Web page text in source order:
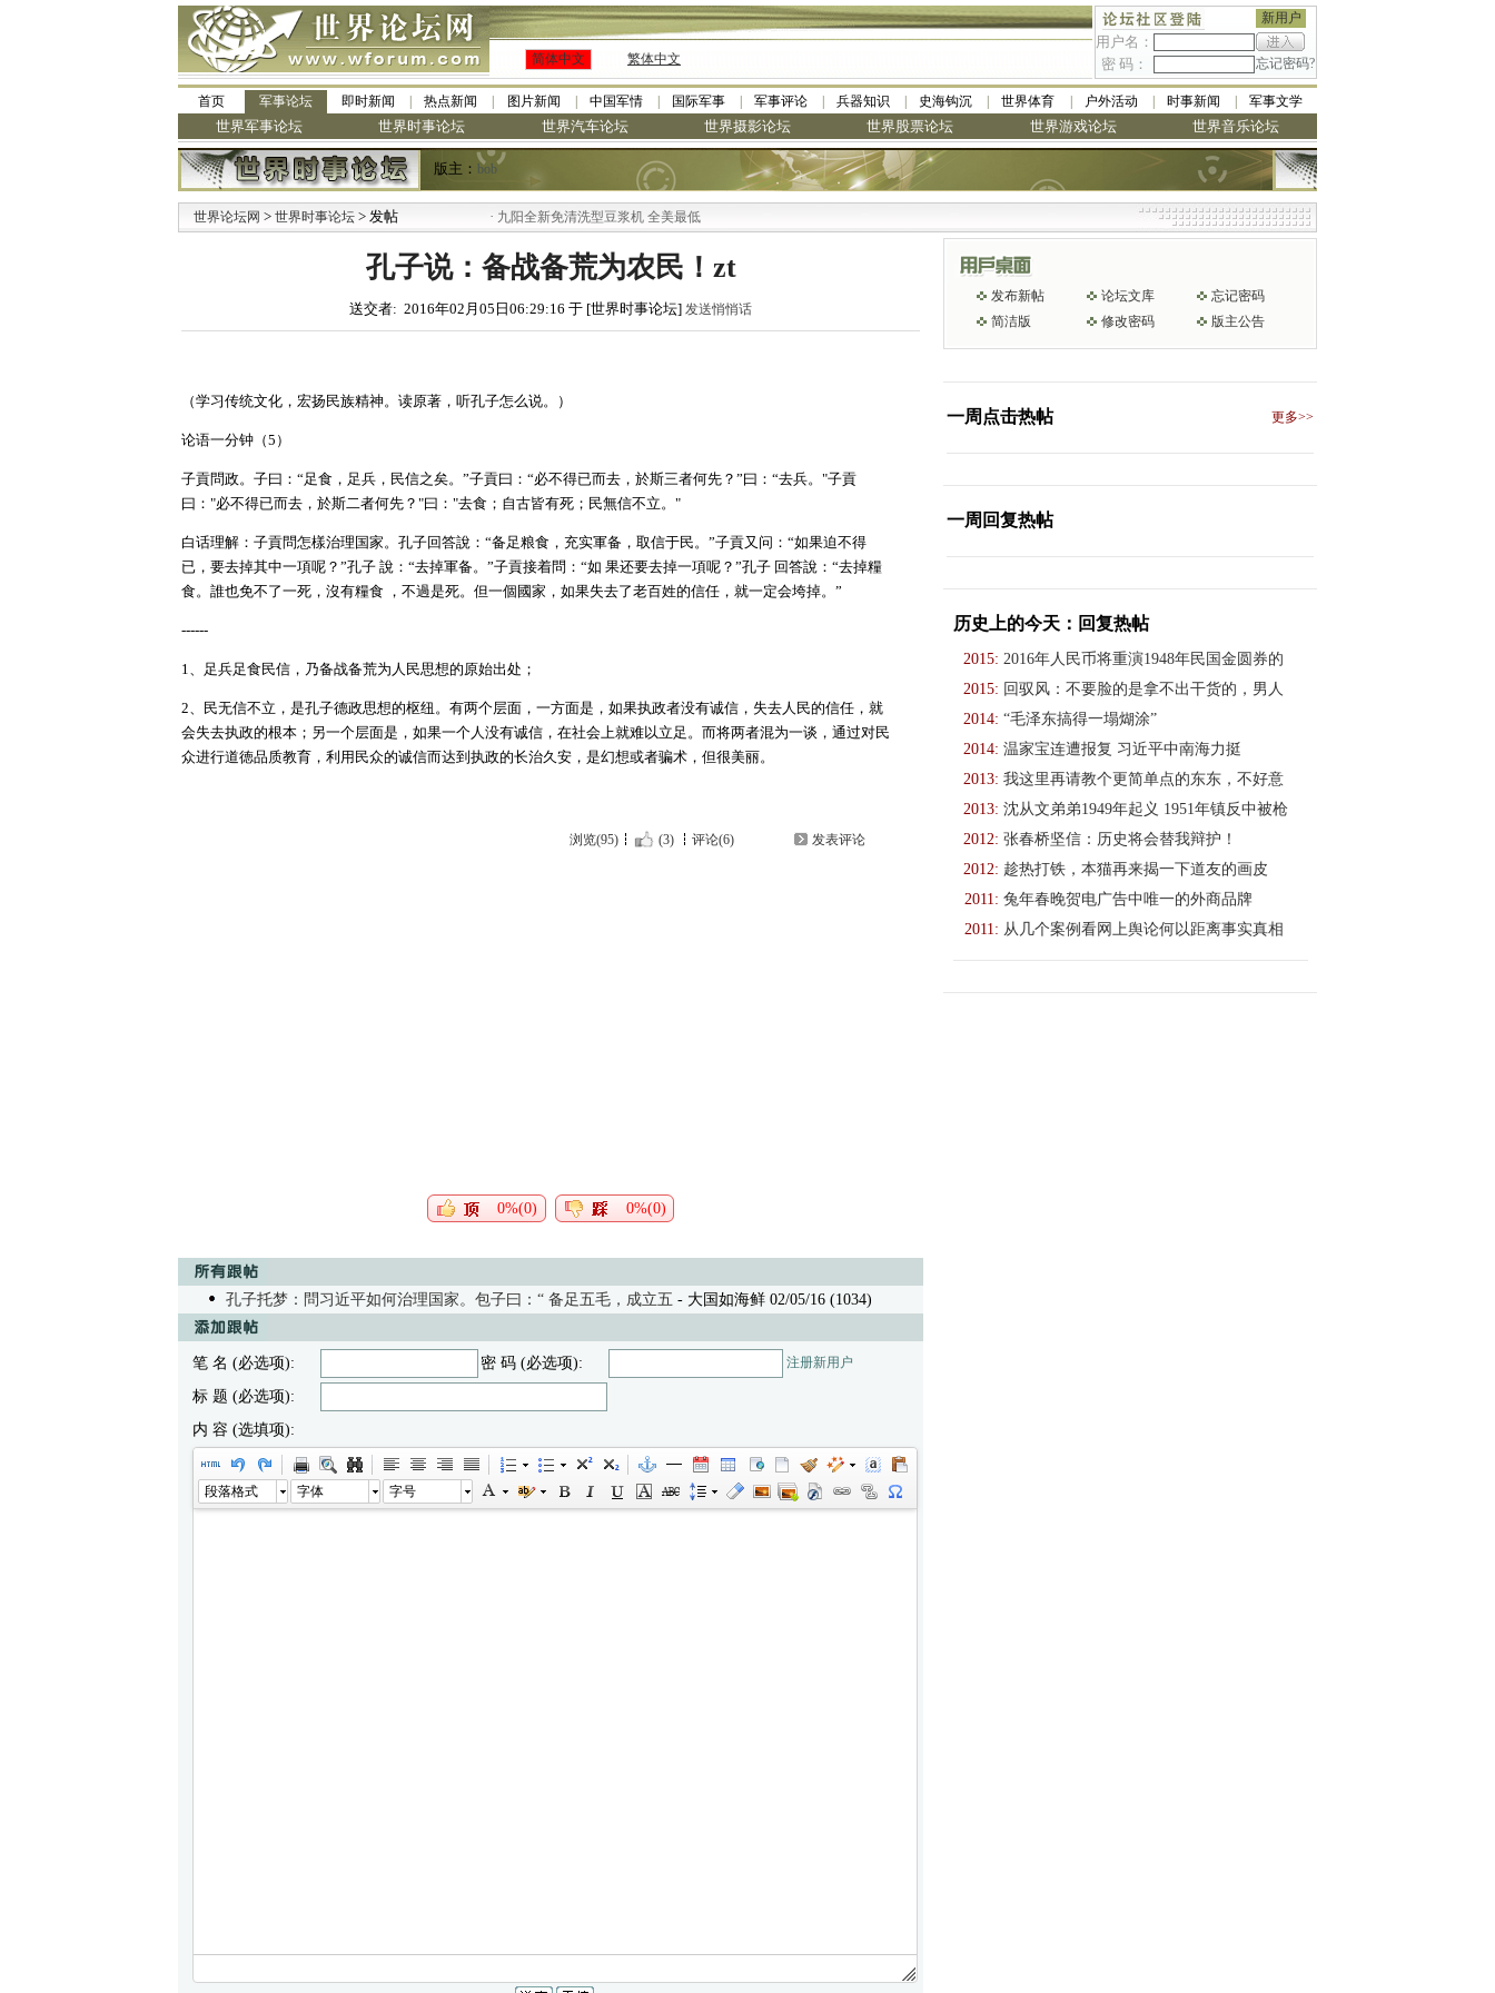
新用户
用户名：
密 码：
忘记密码?
简体中文 繁体中文
首页 军事论坛 即时新闻 热点新闻 图片新闻 中国军情 国际军事 军事评论 兵器知识 史海钩沉 世界体育 户外活动 时事新闻 军事文学
世界军事论坛 世界时事论坛 世界汽车论坛 世界摄影论坛 世界股票论坛 世界游戏论坛 世界音乐论坛
版主： bob
世界论坛网 > 世界时事论坛 > 发帖 九阳全新免清洗型豆浆机 全美最低
孔子说：备战备荒为农民！zt
送交者: 2016年02月05日06:29:16 于 [世界时事论坛] 发送悄悄话
（学习传统文化，宏扬民族精神。读原著，听孔子怎么说。）
论语一分钟（5）
子貢問政。子曰：“足食，足兵，民信之矣。”子貢曰：“必不得已而去，於斯三者何先？”曰：“去兵。"子貢
曰："必不得已而去，於斯二者何先？"曰："去食；自古皆有死；民無信不立。"
白话理解：子貢問怎樣治理国家。孔子回答說：“备足粮食，充实軍备，取信于民。”子貢又问：“如果迫不得
已，要去掉其中一項呢？”孔子 說：“去掉軍备。”子貢接着問：“如 果还要去掉一項呢？”孔子 回答說：“去掉糧
食。誰也免不了一死，沒有糧食 ，不過是死。但一個國家，如果失去了老百姓的信任，就一定会垮掉。”
------
1、足兵足食民信，乃备战备荒为人民思想的原始出处；
2、民无信不立，是孔子德政思想的枢纽。有两个层面，一方面是，如果执政者没有诚信，失去人民的信任，就
会失去执政的根本；另一个层面是，如果一个人没有诚信，在社会上就难以立足。而将两者混为一谈，通过对民
众进行道徳品质教育，利用民众的诚信而达到执政的长治久安，是幻想或者骗术，但很美丽。
浏览(95) (3) 评论(6) 发表评论
0%(0) 0%(0)
孔子托梦：問习近平如何治理国家。包子曰：“ 备足五毛，成立五 - 大国如海鲜 02/05/16 (1034)
笔 名 (必选项): 密 码 (必选项): 注册新用户
标 题 (必选项):
内 容 (选填项):
段落格式 字体 字号
发布新帖 论坛文库
忘记密码
简洁版
修改密码 版主公告
一周点击热帖 更多>>
一周回复热帖
历史上的今天：回复热帖
2015: 2016年人民币将重演1948年民国金圆券的
2015: 回驭风：不要脸的是拿不出干货的，男人
2014: “毛泽东搞得一塌煳涂”
2014: 温家宝连遭报复 习近平中南海力挺
2013: 我这里再请教个更简单点的东东，不好意
2013: 沈从文弟弟1949年起义 1951年镇反中被枪
2012: 张春桥坚信：历史将会替我辩护！
2012: 趁热打铁，本猫再来揭一下道友的画皮
2011: 兔年春晚贺电广告中唯一的外商品牌
2011: 从几个案例看网上舆论何以距离事实真相